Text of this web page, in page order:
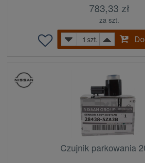
783,33 zł
za szt.
szt.
Czujnik parkowania